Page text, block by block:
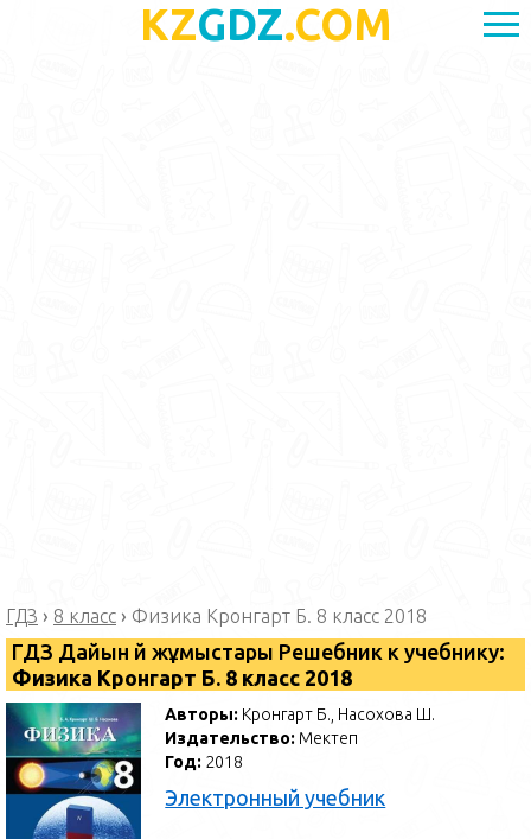
KZGDZ.COM
ГДЗ › 8 класс › Физика Кронгарт Б. 8 класс 2018
ГДЗ Дайын үй жұмыстары Решебник к учебнику:
Физика Кронгарт Б. 8 класс 2018
Авторы: Кронгарт Б., Насохова Ш.
Издательство: Мектеп
Год: 2018
Электронный учебник